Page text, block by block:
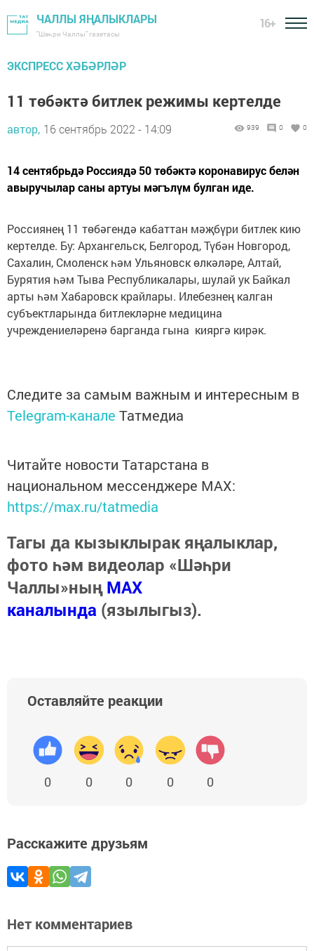
ЧАЛЛЫ ЯҢАЛЫКЛАРЫ
"Шәһри Чаллы" газетасы
16+
ЭКСПРЕСС ХӘБӘРЛӘР
11 төбәктә битлек режимы кертелде
автор, 16 сентябрь 2022 - 14:09 939 0 0
14 сентябрьдә Россиядә 50 төбәктә коронавирус белән
авыручылар саны артуы мәгълүм булган иде.
Россиянең 11 төбәгендә кабаттан мәҗбүри битлек кию
кертелде. Бу: Архангельск, Белгород, Түбән Новгород,
Сахалин, Смоленск һәм Ульяновск өлкәләре, Алтай,
Бурятия һәм Тыва Республикалары, шулай ук Байкал
арты һәм Хабаровск крайлары. Илебезнең калган
субъектларында битлекләрне медицина
учреждениеләренә барганда гына кияргә кирәк.
Следите за самым важным и интересным в
Telegram-канале Татмедиа
Читайте новости Татарстана в
национальном мессенджере MАХ:
https://max.ru/tatmedia
Тагы да кызыклырак яңалыклар,
фото һәм видеолар «Шәһри
Чаллы»ныңMAX
каналында (язылыгыз).
Оставляйте реакции
0 0 0 0 0
Расскажите друзьям
Нет комментариев